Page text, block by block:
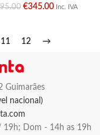
€345.00 Inc. IVA
11 12 →
Guimarães
nacional)
19h; Dom - 14h as 19h